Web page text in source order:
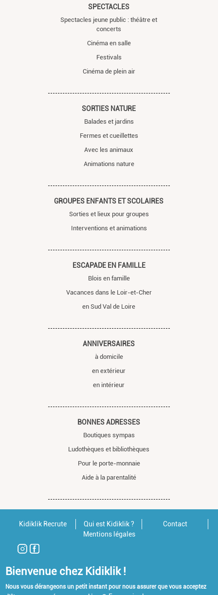
SPECTACLES
Spectacles jeune public : théâtre et
concerts
Cinéma en salle
Festivals
Cinéma de plein air
SORTIES NATURE
Balades et jardins
Fermes et cueillettes
Avec les animaux
Animations nature
GROUPES ENFANTS ET SCOLAIRES
Sorties et lieux pour groupes
Interventions et animations
ESCAPADE EN FAMILLE
Blois en famille
Vacances dans le Loir-et-Cher
en Sud Val de Loire
ANNIVERSAIRES
à domicile
en extérieur
en intérieur
BONNES ADRESSES
Boutiques sympas
Ludothèques et bibliothèques
Pour le porte-monnaie
Aide à la parentalité
Kidiklik Recrute Qui est Kidiklik ?
Contact
Mentions légales
Bienvenue chez Kidiklik !
Nous vous dérangeons un petit instant pour nous assurer que vous acceptez